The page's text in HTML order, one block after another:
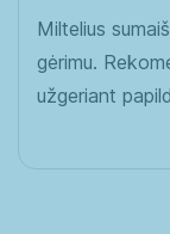
Miltelius
gėrimu.
užgeriant